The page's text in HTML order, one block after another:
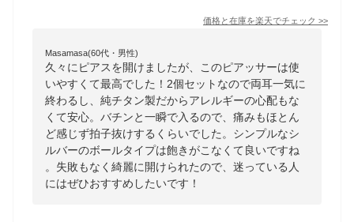
価格と在庫を楽天でチェック >>
Masamasa(60代・男性)
久々にピアスを開けましたが、このピアッサーは使
いやすくて最高でした！2個セットなので両耳一気に
終わるし、純チタン製だからアレルギーの心配もな
くて安心。バチンと一瞬で入るので、痛みもほとん
ど感じず拍子抜けするくらいでした。シンプルなシ
ルバーのボールタイプは飽きがこなくて良いですね
。失敗もなく綺麗に開けられたので、迷っている人
にはぜひおすすめしたいです！